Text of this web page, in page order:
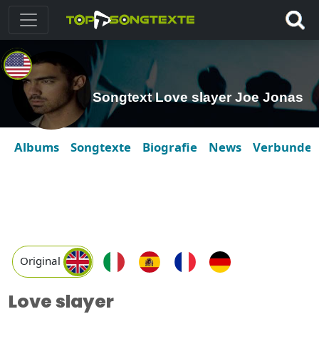
Songtext Love slayer Joe Jonas
Albums Songtexte Biografie News Verbunden
Original
Love slayer